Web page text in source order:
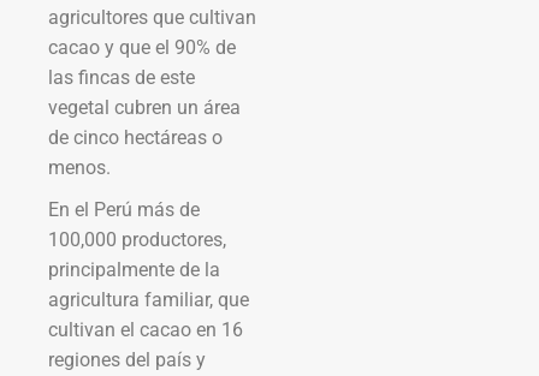
agricultores que cultivan
cacao y que el 90% de
las fincas de este
vegetal cubren un área
de cinco hectáreas o
menos.
En el Perú más de
100,000 productores,
principalmente de la
agricultura familiar, que
cultivan el cacao en 16
regiones del país y